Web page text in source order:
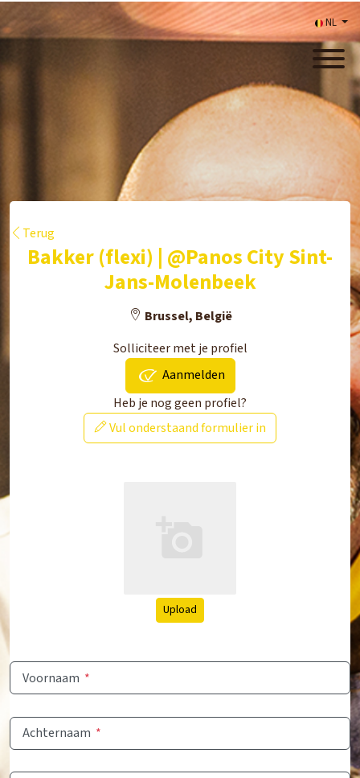
NL
Terug
Bakker (flexi) | @Panos City Sint-
Jans-Molenbeek
Brussel, België
Solliciteer met je profiel
Aanmelden
Heb je nog geen profiel?
Vul onderstaand formulier in
Upload
Voornaam *
Achternaam *